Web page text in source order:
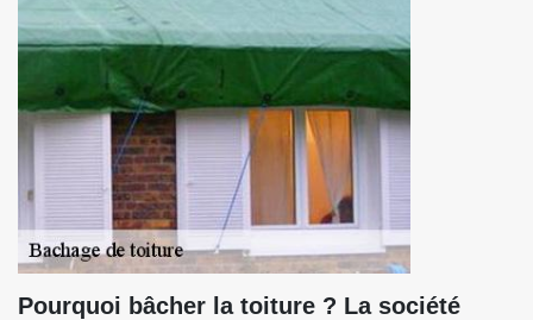
Pourquoi bâcher la toiture ? La société